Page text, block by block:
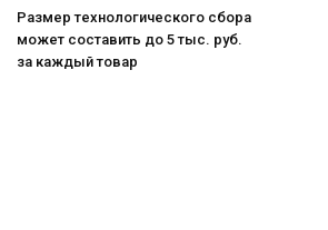
Размер технологического сбора
может составить до 5 тыс. руб.
за каждый товар